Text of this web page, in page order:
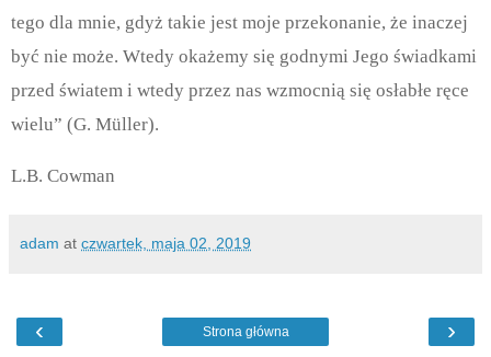
tego dla mnie, gdyż takie jest moje przekonanie, że inaczej
być nie może. Wtedy okażemy się godnymi Jego świadkami
przed światem i wtedy przez nas wzmocnią się osłabłe ręce
wielu” (G. Müller).
L.B. Cowman
adam at czwartek, maja 02, 2019
‹ ›
Strona główna